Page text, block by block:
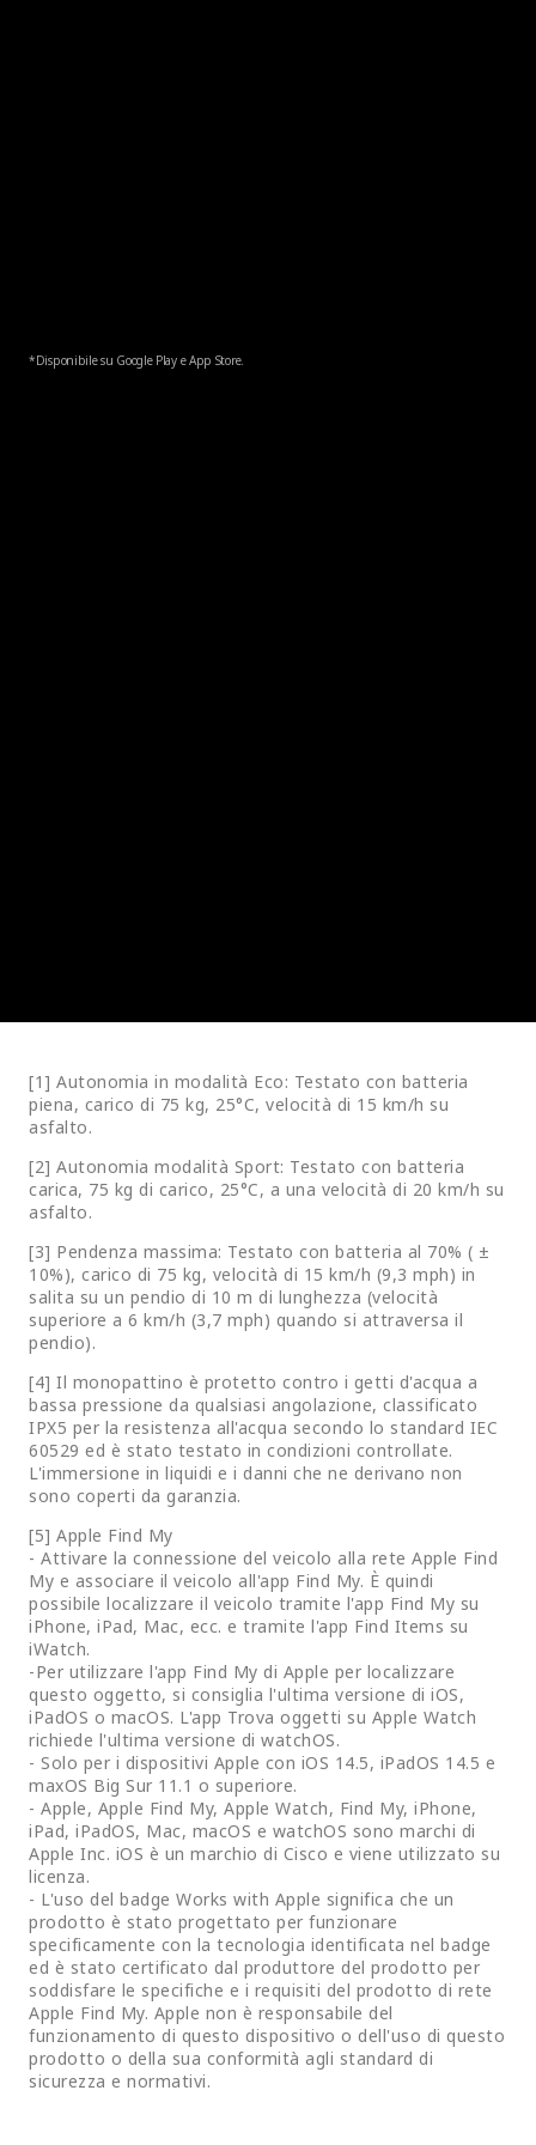
*Disponibile su Google Play e App Store.
[1] Autonomia in modalità Eco: Testato con batteria
piena, carico di 75 kg, 25°C, velocità di 15 km/h su
asfalto.
[2] Autonomia modalità Sport: Testato con batteria
carica, 75 kg di carico, 25°C, a una velocità di 20 km/h su
asfalto.
[3] Pendenza massima: Testato con batteria al 70% ( ±
10%), carico di 75 kg, velocità di 15 km/h (9,3 mph) in
salita su un pendio di 10 m di lunghezza (velocità
superiore a 6 km/h (3,7 mph) quando si attraversa il
pendio).
[4] Il monopattino è protetto contro i getti d'acqua a
bassa pressione da qualsiasi angolazione, classificato
IPX5 per la resistenza all'acqua secondo lo standard IEC
60529 ed è stato testato in condizioni controllate.
L'immersione in liquidi e i danni che ne derivano non
sono coperti da garanzia.
[5] Apple Find My
- Attivare la connessione del veicolo alla rete Apple Find
My e associare il veicolo all'app Find My. È quindi
possibile localizzare il veicolo tramite l'app Find My su
iPhone, iPad, Mac, ecc. e tramite l'app Find Items su
iWatch.
-Per utilizzare l'app Find My di Apple per localizzare
questo oggetto, si consiglia l'ultima versione di iOS,
iPadOS o macOS. L'app Trova oggetti su Apple Watch
richiede l'ultima versione di watchOS.
- Solo per i dispositivi Apple con iOS 14.5, iPadOS 14.5 e
maxOS Big Sur 11.1 o superiore.
- Apple, Apple Find My, Apple Watch, Find My, iPhone,
iPad, iPadOS, Mac, macOS e watchOS sono marchi di
Apple Inc. iOS è un marchio di Cisco e viene utilizzato su
licenza.
- L'uso del badge Works with Apple significa che un
prodotto è stato progettato per funzionare
specificamente con la tecnologia identificata nel badge
ed è stato certificato dal produttore del prodotto per
soddisfare le specifiche e i requisiti del prodotto di rete
Apple Find My. Apple non è responsabile del
funzionamento di questo dispositivo o dell'uso di questo
prodotto o della sua conformità agli standard di
sicurezza e normativi.